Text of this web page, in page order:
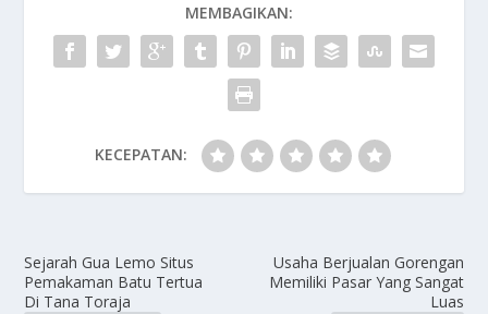
MEMBAGIKAN:
KECEPATAN:
Sejarah Gua Lemo Situs
Pemakaman Batu Tertua
Di Tana Toraja
Usaha Berjualan Gorengan
Memiliki Pasar Yang Sangat
Luas